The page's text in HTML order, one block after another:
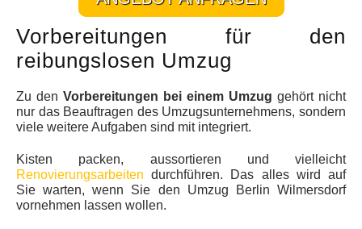
Vorbereitungen für den
reibungslosen Umzug
Zu den Vorbereitungen bei einem Umzug gehört nicht
nur das Beauftragen des Umzugsunternehmens, sondern
viele weitere Aufgaben sind mit integriert.
Kisten packen, aussortieren und vielleicht
Renovierungsarbeiten durchführen. Das alles wird auf
Sie warten, wenn Sie den Umzug Berlin Wilmersdorf
vornehmen lassen wollen.